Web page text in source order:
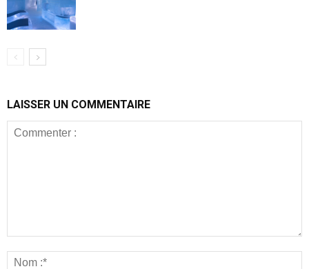
LAISSER UN COMMENTAIRE